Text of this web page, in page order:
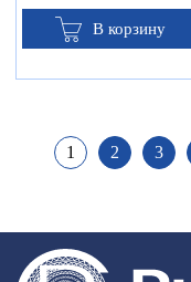
В корзину
1 2 3